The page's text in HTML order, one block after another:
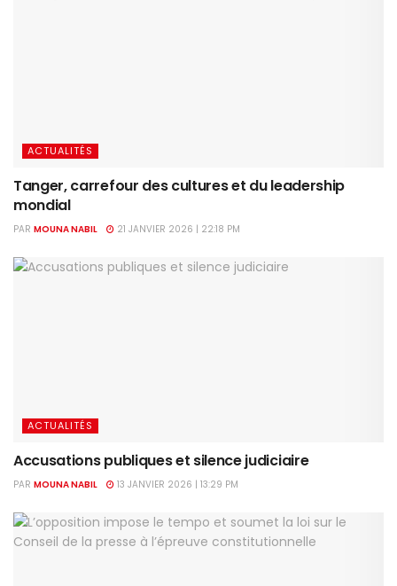
ACTUALITÉS
Tanger, carrefour des cultures et du leadership
mondial
PAR MOUNA NABIL 21 JANVIER 2026 | 22:18 PM
ACTUALITÉS
Accusations publiques et silence judiciaire
PAR MOUNA NABIL 13 JANVIER 2026 | 13:29 PM